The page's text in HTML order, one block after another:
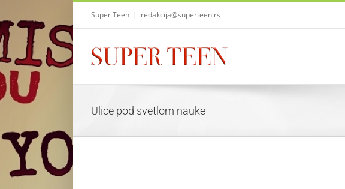
content
Super Teen | redakcija@superteen.rs
Ulice pod svetlom nauke